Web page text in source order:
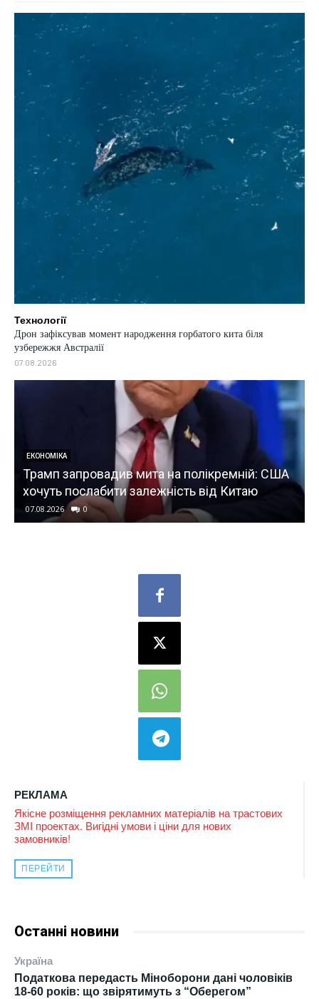
РЕКЛАМА
Якісне розміщення рекламних матеріалів на трастових
ЗМІ проектах. Вигідні умови і ціни для нових
замовників!
ПЕРЕЙТИ
Останні новини
Україна
Податкова передасть Міноборони дані чоловіків
18-60 років: що звірятимуть з “Оберегом”
Технології
Дрон зафіксував момент народження горбатого кита біля
узбережжя Австралії
07.08.2026
ЕКОНОМІКА
Трамп запровадив мита на полікремній: США
хочуть послабити залежність від Китаю
07.08.2026 0